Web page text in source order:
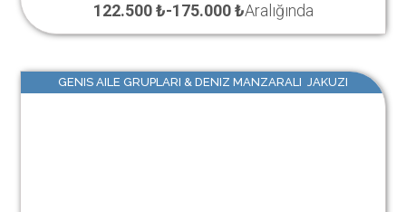
122.500 ₺-175.000 ₺Aralığında
GENIS AILE GRUPLARI & DENIZ MANZARALI JAKUZI